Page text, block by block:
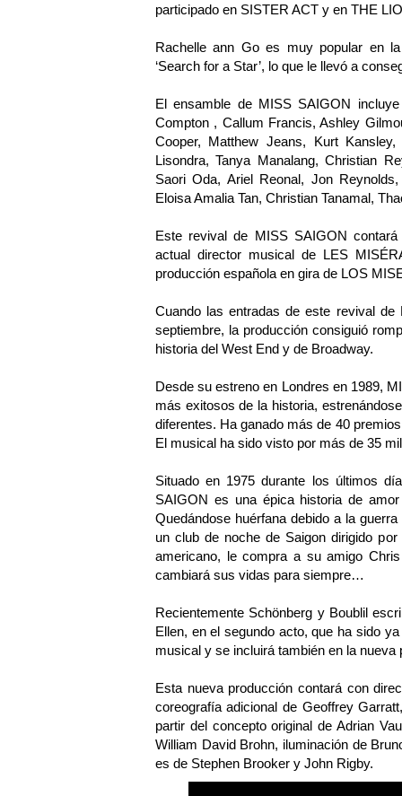
participado en SISTER ACT y en THE
Rachelle ann Go es muy popular en
‘Search for a Star’, lo que le llevó a
El ensamble de MISS SAIGON
Compton , Callum Francis, Ashley
Cooper, Matthew Jeans, Kurt
Lisondra, Tanya Manalang, Christian
Saori Oda, Ariel Reonal, Jon
Eloisa Amalia Tan, Christian Tanamal,
Este revival de MISS SAIGON
actual director musical de LES
producción española en gira de LOS
Cuando las entradas de este revival
septiembre, la producción consiguió
historia del West End y de Broadway.
Desde su estreno en Londres en 1989,
más exitosos de la historia,
diferentes. Ha ganado más de 40
El musical ha sido visto por más de 35
Situado en 1975 durante los últimos
SAIGON es una épica historia de
Quedándose huérfana debido a la
un club de noche de Saigon dirigido
americano, le compra a su amigo
cambiará sus vidas para siempre…
Recientemente Schönberg y Boublil
Ellen, en el segundo acto, que ha sido
musical y se incluirá también en la nueva
Esta nueva producción contará con
coreografía adicional de Geoffrey
partir del concepto original de Adrian
William David Brohn, iluminación de
es de Stephen Brooker y John Rigby.